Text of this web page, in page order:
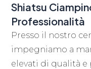
Shiatsu
Professionalità
Presso il nostro
impegniamo a
elevati di qualità e